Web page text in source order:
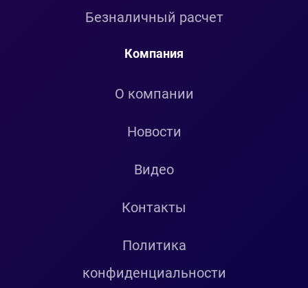
Безналичный расчет
Компания
О компании
Новости
Видео
Контакты
Политика
конфиденциальности